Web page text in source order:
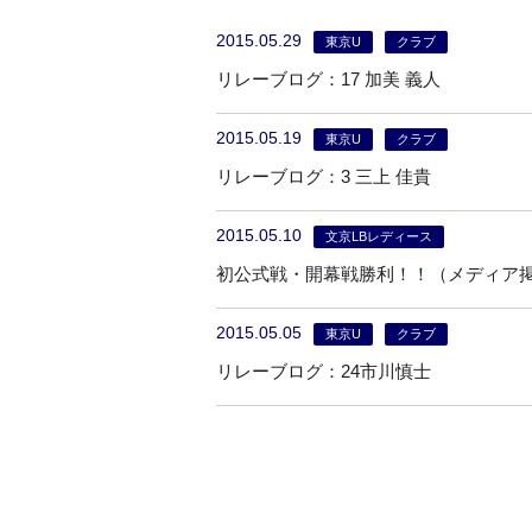
2015.05.29 東京U クラブ
リレーブログ：17 加美 義人
2015.05.19 東京U クラブ
リレーブログ：3 三上 佳貴
2015.05.10 文京LBレディース
初公式戦・開幕戦勝利！！（メディア
2015.05.05 東京U クラブ
リレーブログ：24市川慎士